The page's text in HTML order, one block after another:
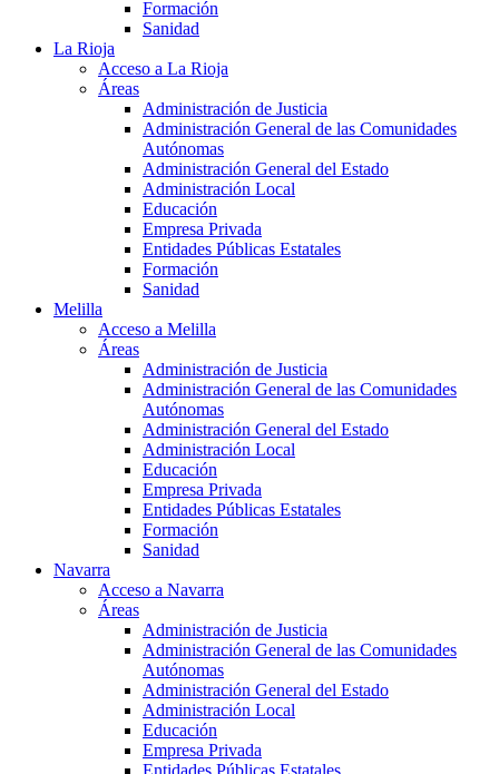
Formación
Sanidad
La Rioja
Acceso a La Rioja
Áreas
Administración de Justicia
Administración General de las Comunidades
Autónomas
Administración General del Estado
Administración Local
Educación
Empresa Privada
Entidades Públicas Estatales
Formación
Sanidad
Melilla
Acceso a Melilla
Áreas
Administración de Justicia
Administración General de las Comunidades
Autónomas
Administración General del Estado
Administración Local
Educación
Empresa Privada
Entidades Públicas Estatales
Formación
Sanidad
Navarra
Acceso a Navarra
Áreas
Administración de Justicia
Administración General de las Comunidades
Autónomas
Administración General del Estado
Administración Local
Educación
Empresa Privada